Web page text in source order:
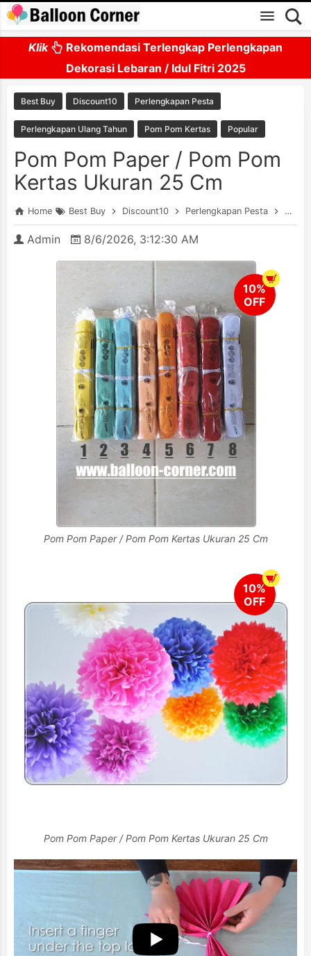
Skip to main content
Klik
Rekomendasi Terlengkap Perlengkapan
Dekorasi Lebaran / Idul Fitri 2025
Best Buy Discount10 Perlengkapan Pesta
Perlengkapan Ulang Tahun Pom Pom Kertas Popular
Pom Pom Paper / Pom Pom
Kertas Ukuran 25 Cm
Home Best Buy Discount10 Perlengkapan Pesta
Admin 8/6/2026, 3:12:30 AM
Pom Pom Paper / Pom Pom Kertas Ukuran 25 Cm
Pom Pom Paper / Pom Pom Kertas Ukuran 25 Cm